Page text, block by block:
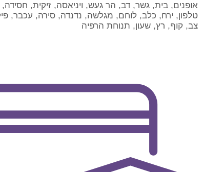
אופנים, בית, גשר, דב, הר געש, ויניאסה, זיקית, חסידה,
טלפון, ירח, כלב, לוחם, מגלשה, נדנדה, סירה, עכבר,
צב, קוף, רץ, שעון, תנוחת הרפיה